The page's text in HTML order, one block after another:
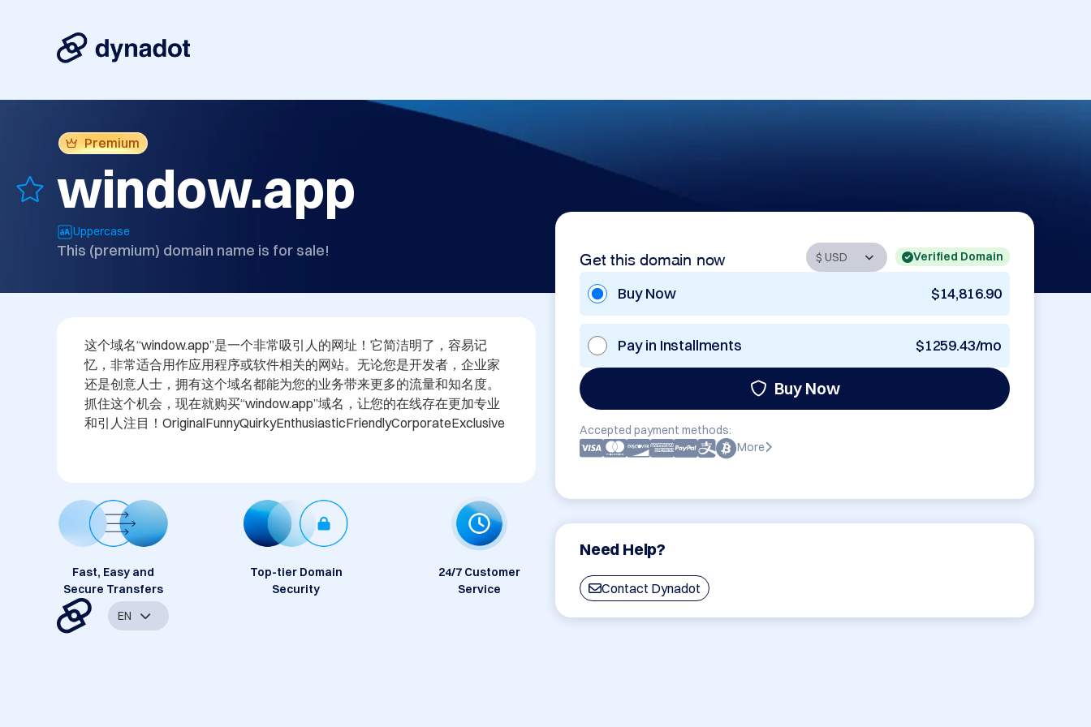
Premium
window.app
Uppercase
This (premium) domain name is for sale! Get this domain now Verified Domain
Buy Now $14,816.90
Pay in Installments $1259.43/mo
Buy Now
Accepted payment methods:
More
Need Help?
Contact Dynadot
这个域名“window.app”是一个非常吸引人的网址！它简洁明了，容易记
忆，非常适合用作应用程序或软件相关的网站。无论您是开发者，企业家
还是创意人士，拥有这个域名都能为您的业务带来更多的流量和知名度。
抓住这个机会，现在就购买“window.app”域名，让您的在线存在更加专业
和引人注目！OriginalFunnyQuirkyEnthusiasticFriendlyCorporateExclusive
Fast, Easy and
Secure Transfers
Top-tier Domain
Security
24/7 Customer
Service
EN